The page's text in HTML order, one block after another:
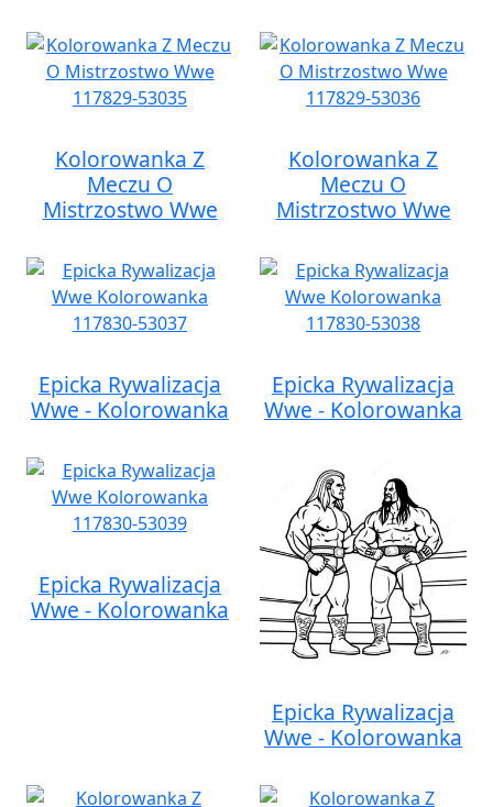
Kolorowanka Z
Meczu O
Mistrzostwo Wwe
Kolorowanka Z
Meczu O
Mistrzostwo Wwe
Epicka Rywalizacja
Wwe - Kolorowanka
Epicka Rywalizacja
Wwe - Kolorowanka
Epicka Rywalizacja
Wwe - Kolorowanka
Epicka Rywalizacja
Wwe - Kolorowanka